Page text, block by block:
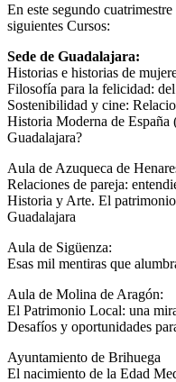
En este segundo
siguientes Cursos:
Sede de Guadalajara:
Historias e historias de
Filosofía para la felicidad:
Sostenibilidad y cine:
Historia Moderna de
Guadalajara?
Aula de Azuqueca de
Relaciones de pareja:
Historia y Arte. El
Guadalajara
Aula de Sigüenza:
Esas mil mentiras que
Aula de Molina de Aragón:
El Patrimonio Local: una
Desafíos y oportunidades
Ayuntamiento de Brihuega
El nacimiento de la Edad